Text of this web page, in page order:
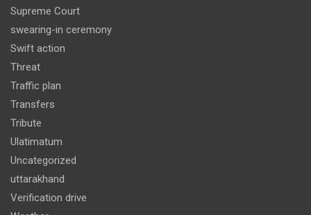
Supreme Court
swearing-in ceremony
Swift action
Threat
Traffic plan
Transfers
Tribute
Ulatimatum
Uncategorized
uttarakhand
Verification drive